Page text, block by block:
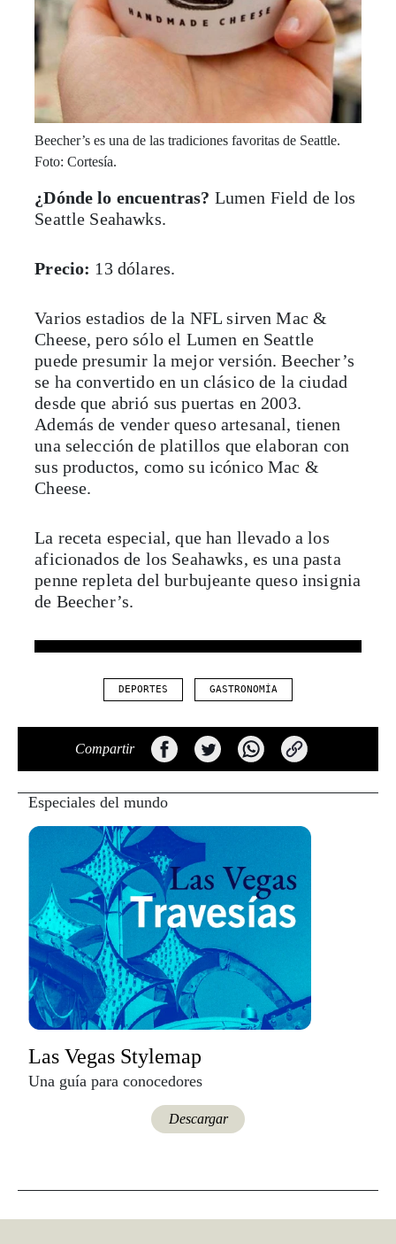
Beecher’s es una de las tradiciones favoritas de Seattle.
Foto: Cortesía.
¿Dónde lo encuentras? Lumen Field de los
Seattle Seahawks.
Precio: 13 dólares.
Varios estadios de la NFL sirven Mac &
Cheese, pero sólo el Lumen en Seattle
puede presumir la mejor versión. Beecher’s
se ha convertido en un clásico de la ciudad
desde que abrió sus puertas en 2003.
Además de vender queso artesanal, tienen
una selección de platillos que elaboran con
sus productos, como su icónico Mac &
Cheese.
La receta especial, que han llevado a los
aficionados de los Seahawks, es una pasta
penne repleta del burbujeante queso insignia
de Beecher’s.
DEPORTES GASTRONOMÍA
Compartir
Especiales del mundo
Las Vegas Stylemap
Una guía para conocedores
Descargar